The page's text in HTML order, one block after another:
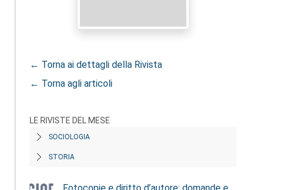
← Torna ai dettagli della Rivista
← Torna agli articoli
LE RIVISTE DEL MESE
SOCIOLOGIA
STORIA